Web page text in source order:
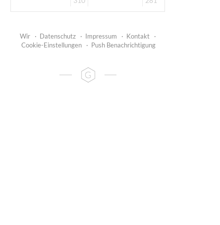
Wir · Datenschutz · Impressum · Kontakt
·
Cookie-Einstellungen
· Push Benachrichtigung